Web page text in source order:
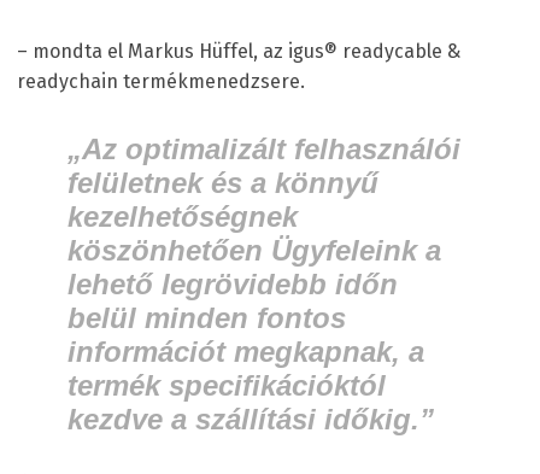
– mondta el Markus Hüffel, az igus® readycable &
readychain termékmenedzsere.
„Az optimalizált felhasználói
felületnek és a könnyű
kezelhetőségnek
köszönhetően Ügyfeleink a
lehető legrövidebb időn
belül minden fontos
információt megkapnak, a
termék specifikációktól
kezdve a szállítási időkig.”